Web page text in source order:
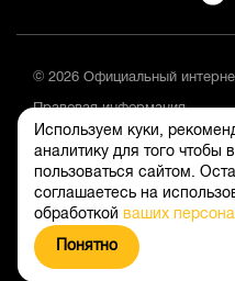
Используем куки,
аналитику для того чтобы
пользоваться сайтом.
соглашаетесь на
обработкой ваших
Понятно
© 2026 Официальный
Правовая информация
Положение об обработке и